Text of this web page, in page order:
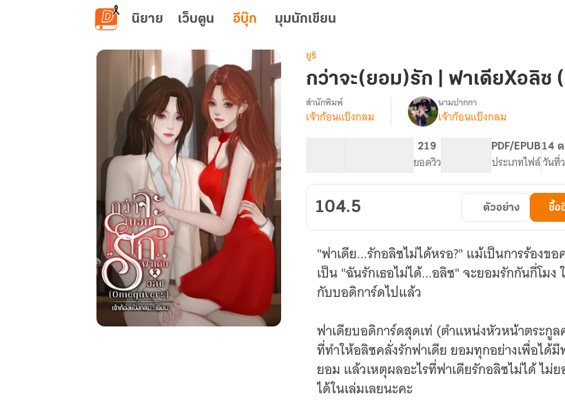
ข้ามไปยังเนื้อหาหลัก
นิยาย เว็บตูน อีบุ๊ก มุมนักเขียน
ยูริ
กว่าจะ(ยอม)รัก | ฟาเดียXอลิซ
เรื่อง
จะ(ยอม)รัก
เดียXอลิซ
(Omegavers)
สำนักพิมพ์
เจ้าก้อนแป้งกลม
นามปากกา
เจ้าก้อนแป้งกลม
219
ยอดวิว
PDF/EPUB
ประเภทไฟล์
14
วันที่
104.5 ตัวอย่าง ซื้อ
"ฟาเดีย...รักอลิซไม่ได้หรอ?" แม้เป็นการร้อง
เป็น "ฉันรักเธอไม่ได้...อลิซ" จะยอมรักกันกี่โม
กับบอดิการ์ดไปแล้ว
ฟาเดียบอดิการ์ดสุดเท่ (ตำแหน่งหัวหน้าตระกู
ที่ทำให้อลิซคลั่งรักฟาเดีย ยอมทุกอย่างเพื่อได้
ยอม แล้วเหตุผลอะไรที่ฟาเดียรักอลิซไม่ได้ ไม่ยอมรักรักสักที แต่ก็ยอมทุกอย่างที่อลิซขอ ตามอ่าน
ได้ในเล่มเลยนะคะ